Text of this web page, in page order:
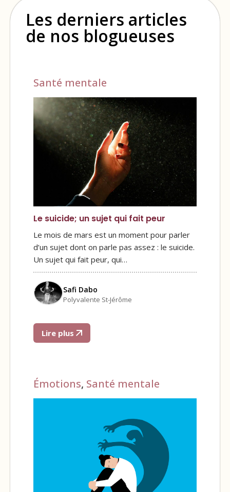
Les derniers articles
de nos blogueuses
Santé mentale
Le suicide; un sujet qui fait peur
Le mois de mars est un moment pour parler
d’un sujet dont on parle pas assez : le suicide.
Un sujet qui fait peur, qui…
Safi Dabo
Polyvalente St-Jérôme
Lire plus
Émotions, Santé mentale